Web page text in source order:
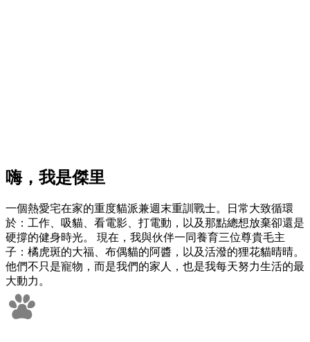
嗨，我是傑里
一個熱愛宅在家的重度貓派兼週末重訓戰士。日常大致循環
於：工作、吸貓、看電影、打電動，以及那點總想放棄卻還是
硬撐的健身時光。 現在，我與伙伴一同養育三位尊貴毛主
子：橘虎斑的大福、布偶貓的阿醬，以及活潑的狸花貓晴晴。
他們不只是寵物，而是我們的家人，也是我每天努力生活的最
大動力。